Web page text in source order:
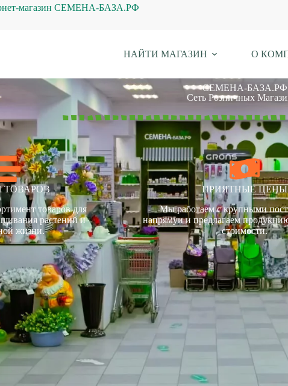
магазин СЕМЕНА-БАЗА.РФ
НАЙТИ МАГАЗИН О
СЕМЕНА-БАЗА.РФ
Сеть Розничных
ТОВАРОВ
товаров для
растений и
жизни.
ПРИЯТНЫЕ ЦЕНЫ
Мы работаем с крупными
напрямуи и предлагаем
стоимости.